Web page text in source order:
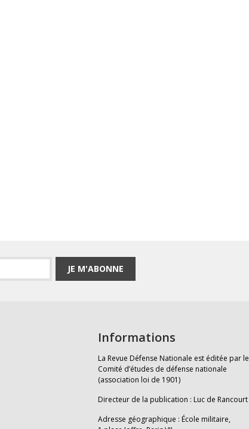
JE M'ABONNE
Informations
La Revue Défense Nationale est éditée par le
Comité d’études de défense nationale
(association loi de 1901)
Directeur de la publication : Luc de Rancourt
Adresse géographique : École militaire,